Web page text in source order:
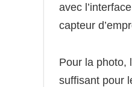
avec
capteur
Pour la photo,
suffisant pour